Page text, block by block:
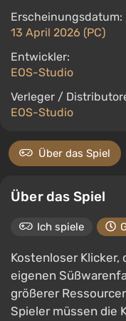
Erscheinungsdatum:
13 April 2026 (PC)
Entwickler:
EOS-Studio
Verleger /
EOS-Studio
Über das Spiel
Über das Spiel
Ich spiele
Kostenloser
eigenen
größerer
Spieler müssen die